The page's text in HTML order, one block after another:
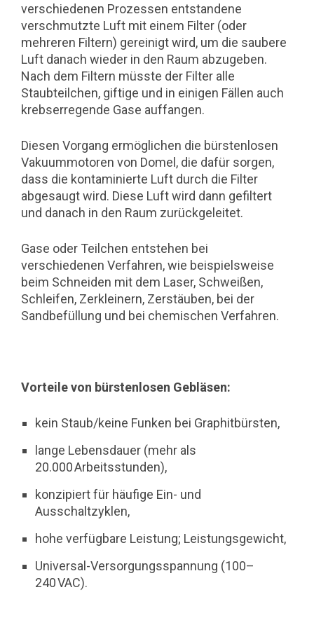
verschiedenen Prozessen entstandene
verschmutzte Luft mit einem Filter (oder
mehreren Filtern) gereinigt wird, um die saubere
Luft danach wieder in den Raum abzugeben.
Nach dem Filtern müsste der Filter alle
Staubteilchen, giftige und in einigen Fällen auch
krebserregende Gase auffangen.
Diesen Vorgang ermöglichen die bürstenlosen
Vakuummotoren von Domel, die dafür sorgen,
dass die kontaminierte Luft durch die Filter
abgesaugt wird. Diese Luft wird dann gefiltert
und danach in den Raum zurückgeleitet.
Gase oder Teilchen entstehen bei
verschiedenen Verfahren, wie beispielsweise
beim Schneiden mit dem Laser, Schweißen,
Schleifen, Zerkleinern, Zerstäuben, bei der
Sandbefüllung und bei chemischen Verfahren.
Vorteile von bürstenlosen Gebläsen:
kein Staub/keine Funken bei Graphitbürsten,
lange Lebensdauer (mehr als
20.000 Arbeitsstunden),
konzipiert für häufige Ein- und
Ausschaltzyklen,
hohe verfügbare Leistung; Leistungsgewicht,
Universal-Versorgungsspannung (100–
240 VAC).